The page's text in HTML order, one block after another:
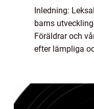
Inledning:
barns
Föräldrar och
efter lämpliga